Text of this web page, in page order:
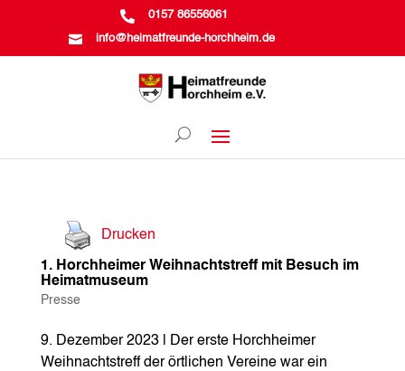
 0157 86556061
 info@heimatfreunde-horchheim.de
Drucken
1. Horchheimer Weihnachtstreff mit Besuch im
Heimatmuseum
Presse
9. Dezember 2023 | Der erste Horchheimer
Weihnachtstreff der örtlichen Vereine war ein